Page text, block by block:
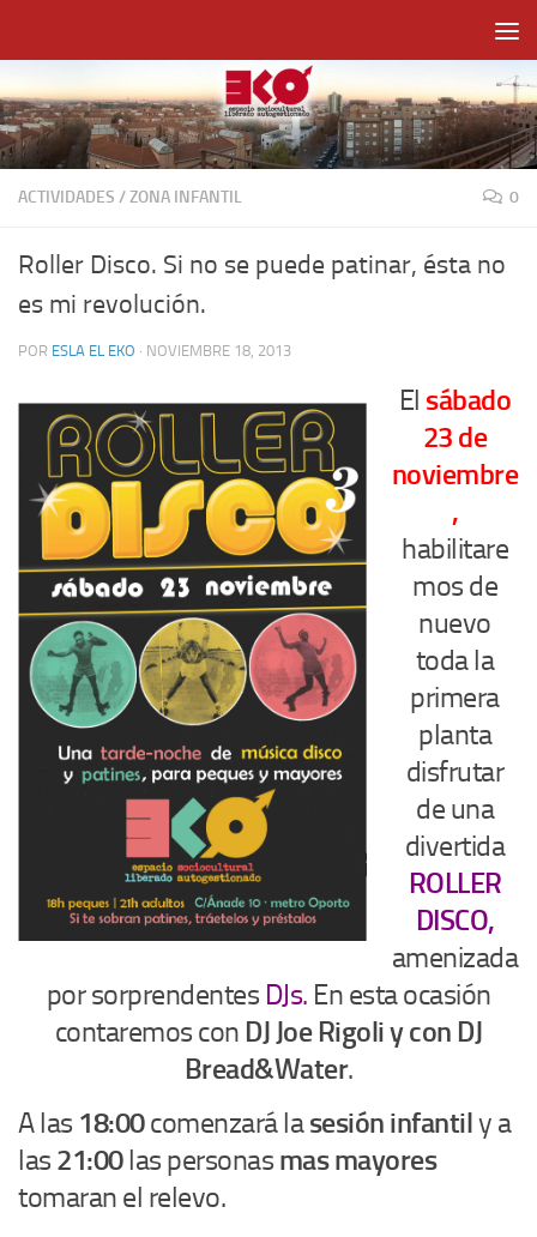
ACTIVIDADES /ZONA INFANTIL 0
Roller Disco. Si no se puede patinar, ésta no
es mi revolución.
POR ESLA EL EKO · NOVIEMBRE 18, 2013
El sábado
23 de
noviembre
,
habilitare
mos de
nuevo
toda la
primera
planta
disfrutar
de una
divertida
ROLLER
DISCO,
amenizada
por sorprendentes DJs. En esta ocasión
contaremos con DJ Joe Rigoli y con DJ
Bread&Water.
A las 18:00comenzará lasesión infantily a
las 21:00las personas mas mayores
tomaran el relevo.